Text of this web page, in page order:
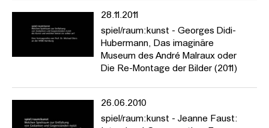
künstlerische Arbeit und ästhetische Erfahrung.
https://www.hfbk-hamburg.de/de/projekte/spielraumkunst/
28.11.2011
spiel/raum:kunst - Georges Didi-
Hubermann, Das imaginäre
Museum des André Malraux oder
Die Re-Montage der Bilder (2011)
26.06.2010
spiel/raum:kunst - Jeanne Faust: